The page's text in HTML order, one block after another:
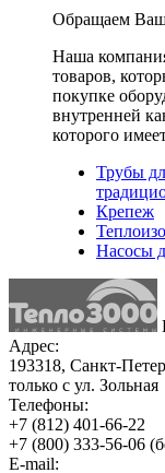
Обращаем
Наша
товаров,
покупке
внутренней
которого
Трубы
Крепеж
Насосы
Адрес:
193318, Санкт-
только с ул. Зольная
Телефоны:
+7 (812) 401-66-22
+7 (800) 333-56-06
E-mail: